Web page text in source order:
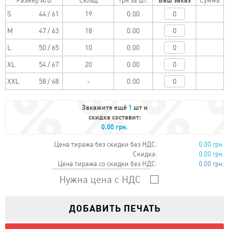
S 44 / 61 0.00
M 47 / 63 0.00
L 50 / 65 0.00
XL 54 / 67 0.00
XXL 58 / 68 0.00
Закажите ещё 1 шт и
скидка составит:
0.00 грн.
Цена тиража без скидки без НДС:
0.00 грн.
Скидка:
0.00 грн.
Цена тиража со скидки без НДС:
0.00 грн.
Нужна цена с НДС
ДОБАВИТЬ ПЕЧАТЬ